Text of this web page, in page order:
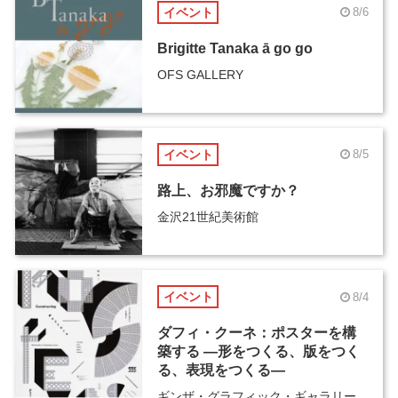
イベント 8/6
Brigitte Tanaka ā go go
OFS GALLERY
イベント 8/5
路上、お邪魔ですか？
金沢21世紀美術館
イベント 8/4
ダフィ・クーネ：ポスターを構
築する ―形をつくる、版をつく
る、表現をつくる―